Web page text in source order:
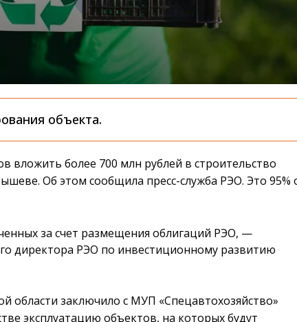
объекта.
вложить более 700 млн рублей в строительство
Об этом сообщила пресс-служба РЭО. Это 95%
за счет размещения облигаций РЭО, —
директора РЭО по инвестиционному развитию
области заключило с МУП «Спецавтохозяйство»
эксплуатацию объектов, на которых будут